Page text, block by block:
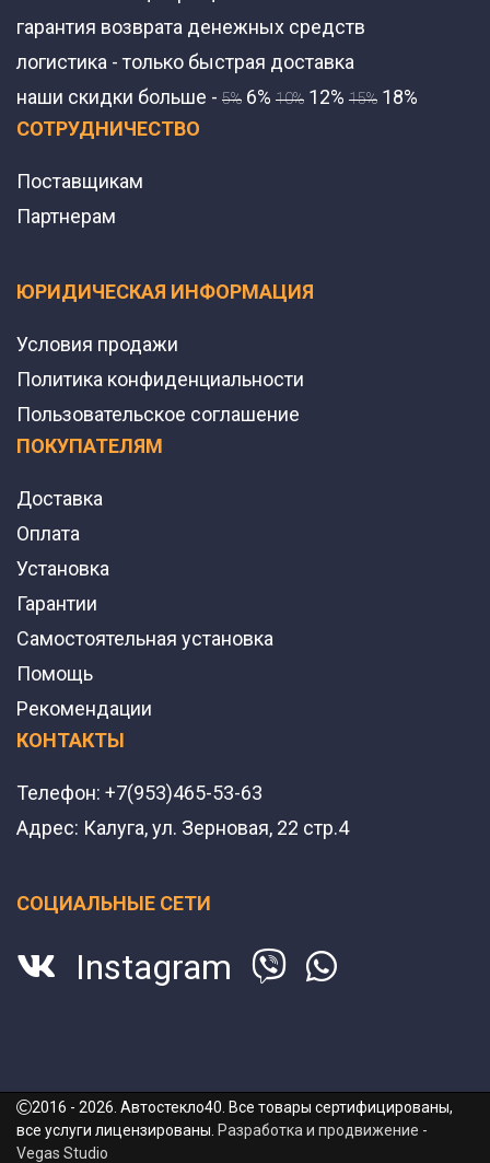
гарантия возврата денежных средств
логистика - только быстрая доставка
наши скидки больше - 5% 6% 10% 12% 15% 18%
СОТРУДНИЧЕСТВО
Поставщикам
Партнерам
ЮРИДИЧЕСКАЯ ИНФОРМАЦИЯ
Условия продажи
Политика конфиденциальности
Пользовательское соглашение
ПОКУПАТЕЛЯМ
Доставка
Оплата
Установка
Гарантии
Самостоятельная установка
Помощь
Рекомендации
КОНТАКТЫ
Телефон: +7(953)465-53-63
Адрес: Калуга, ул. Зерновая, 22 стр.4
СОЦИАЛЬНЫЕ СЕТИ
Instagram
2016 - 2026. Автостекло40. Все товары сертифицированы,
все услуги лицензированы. Разработка и продвижение -
Vegas Studio